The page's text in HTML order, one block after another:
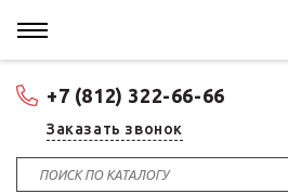
+7 (812) 322-66-66
Заказать звонок